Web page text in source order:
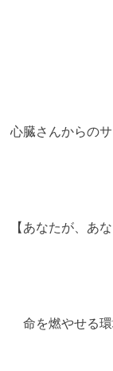
心臓さんからの
【あなたが、あ
命を燃やせる